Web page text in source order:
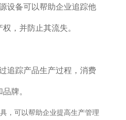
设备可以帮助企业追踪他
，并防止其流失。
追踪产品生产过程，消费
牌。
，可以帮助企业提高生产管理